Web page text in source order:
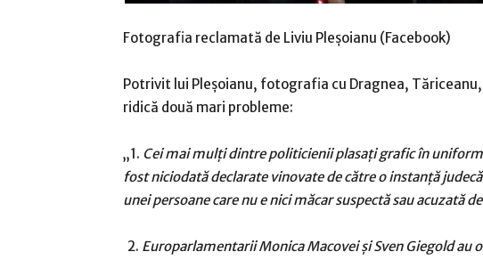
Fotografia reclamată de Liviu Pleşoianu (Facebook)
Potrivit lui Pleşoianu, fotografia cu Dragnea,
ridică două mari probleme:
„1. Cei mai mulţi dintre politicienii plasaţi grafic în
fost niciodată declarate vinovate de către o instanţă
unei persoane care nu e nici măcar suspectă sau acuzată
Europarlamentarii Monica Macovei şi Sven Giegold au